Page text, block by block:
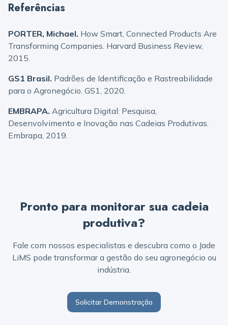
Referências
PORTER, Michael. How Smart, Connected Products Are
Transforming Companies. Harvard Business Review,
2015.
GS1 Brasil. Padrões de Identificação e Rastreabilidade
para o Agronegócio. GS1, 2020.
EMBRAPA. Agricultura Digital: Pesquisa,
Desenvolvimento e Inovação nas Cadeias Produtivas.
Embrapa, 2019.
Pronto para monitorar sua cadeia
produtiva?
Fale com nossos especialistas e descubra como o Jade
LiMS pode transformar a gestão do seu agronegócio ou
indústria.
Solicitar Demonstração